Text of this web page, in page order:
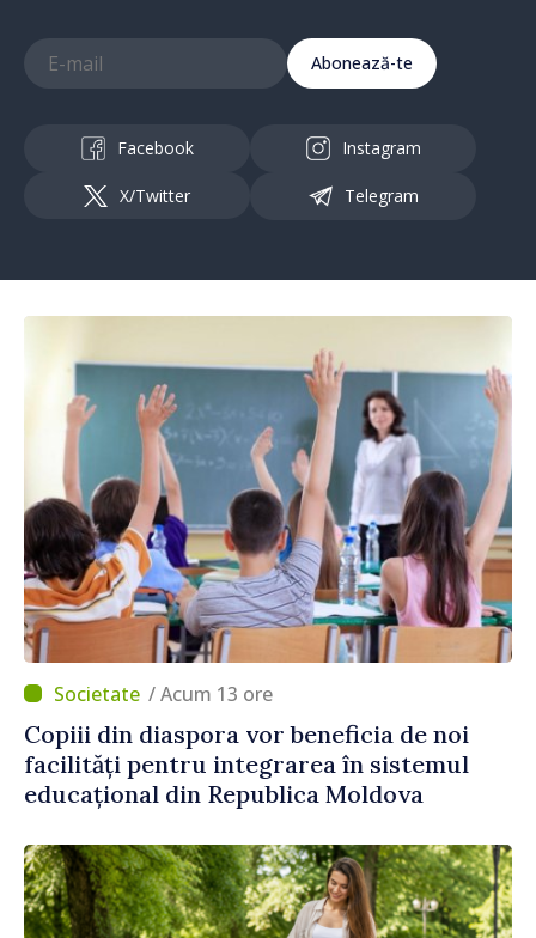
Abonează-te
Facebook Instagram
X/Twitter Telegram
/ Acum 13 ore
Copiii din diaspora vor beneficia de noi
facilități pentru integrarea în sistemul
educațional din Republica Moldova